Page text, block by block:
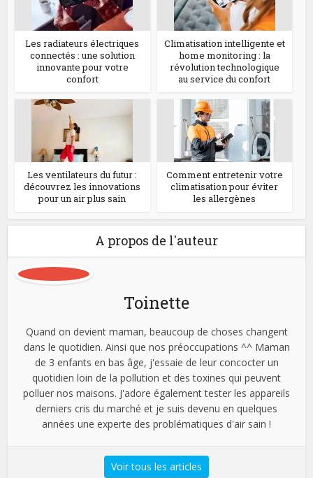
Les radiateurs électriques
connectés : une solution
innovante pour votre
confort
Climatisation intelligente et
home monitoring : la
révolution technologique
au service du confort
Les ventilateurs du futur :
découvrez les innovations
pour un air plus sain
Comment entretenir votre
climatisation pour éviter
les allergènes
A propos de l'auteur
Toinette
Quand on devient maman, beaucoup de choses changent
dans le quotidien. Ainsi que nos préoccupations ^^ Maman
de 3 enfants en bas âge, j'essaie de leur concocter un
quotidien loin de la pollution et des toxines qui peuvent
polluer nos maisons. J'adore également tester les appareils
derniers cris du marché et je suis devenu en quelques
années une experte des problématiques d'air sain !
Voir tous les articles